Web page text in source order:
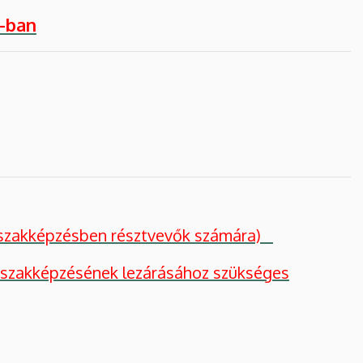
résztvevők számára)
lezárásához szükséges